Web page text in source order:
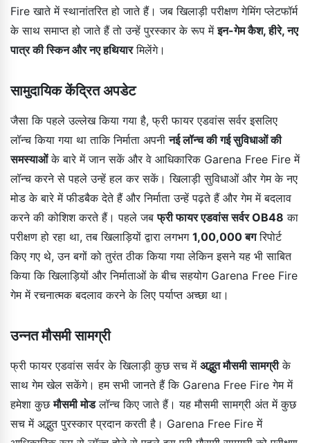
Fire खाते में स्थानांतरित हो जाते हैं। जब खिलाड़ी परीक्षण गेमिंग प्लेटफॉर्म
के साथ समाप्त हो जाते हैं तो उन्हें पुरस्कार के रूप मेंइन-गेम कैश, हीरे, नए
पात्र की स्किन और नए हथियारमिलेंगे।
सामुदायिक केंद्रित अपडेट
जैसा कि पहले उल्लेख किया गया है, फ्री फायर एडवांस सर्वर इसलिए
लॉन्च किया गया था ताकि निर्माता अपनीनई लॉन्च की गई सुविधाओं की
समस्याओंके बारे में जान सकें और वे आधिकारिक Garena Free Fire में
लॉन्च करने से पहले उन्हें हल कर सकें। खिलाड़ी सुविधाओं और गेम के नए
मोड के बारे में फीडबैक देते हैं और निर्माता उन्हें पढ़ते हैं और गेम में बदलाव
करने की कोशिश करते हैं। पहले जबफ्री फायर एडवांस सर्वर OB48 का
परीक्षण हो रहा था, तब खिलाड़ियों द्वारा लगभग 1,00,000 बगरिपोर्ट
किए गए थे, उन बगों को तुरंत ठीक किया गया लेकिन इसने यह भी साबित
किया कि खिलाड़ियों और निर्माताओं के बीच सहयोग Garena Free Fire
गेम में रचनात्मक बदलाव करने के लिए पर्याप्त अच्छा था।
उन्नत मौसमी सामग्री
फ्री फायर एडवांस सर्वर के खिलाड़ी कुछ सच में अद्भुत मौसमी सामग्रीके
साथ गेम खेल सकेंगे। हम सभी जानते हैं कि Garena Free Fire गेम में
हमेशा कुछमौसमी मोडलॉन्च किए जाते हैं। यह मौसमी सामग्री अंत में कुछ
सच में अद्भुत पुरस्कार प्रदान करती है। Garena Free Fire में